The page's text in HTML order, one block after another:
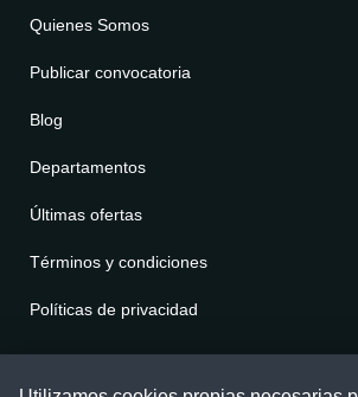
Quienes Somos
Publicar convocatoria
Blog
Departamentos
Últimas ofertas
Términos y condiciones
Políticas de privacidad